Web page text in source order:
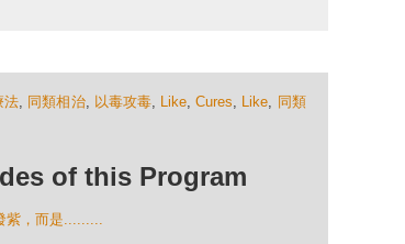
法, 同類相治, 以毒攻毒, Like,Cures, Like, 同類
of this Program
紫，而是.........